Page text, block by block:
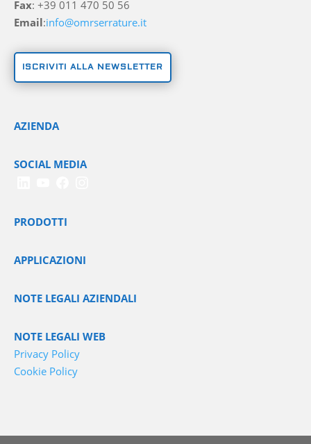
Fax: +39 011 470 50 56
Email:info@omrserrature.it
ISCRIVITI ALLA NEWSLETTER
AZIENDA
SOCIAL MEDIA
PRODOTTI
APPLICAZIONI
NOTE LEGALI AZIENDALI
NOTE LEGALI WEB
Privacy Policy
Cookie Policy